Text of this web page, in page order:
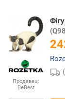
Продавец:
BeBest